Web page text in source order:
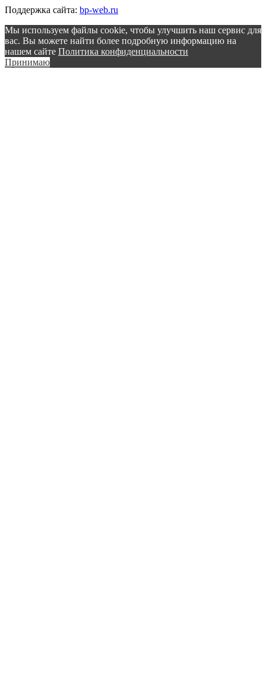
Поддержка сайта: bp-web.ru
Мы используем файлы cookie, чтобы улучшить наш сервис для
вас. Вы можете найти более подробную информацию на
нашем сайте Политика конфиденциальности
Принимаю